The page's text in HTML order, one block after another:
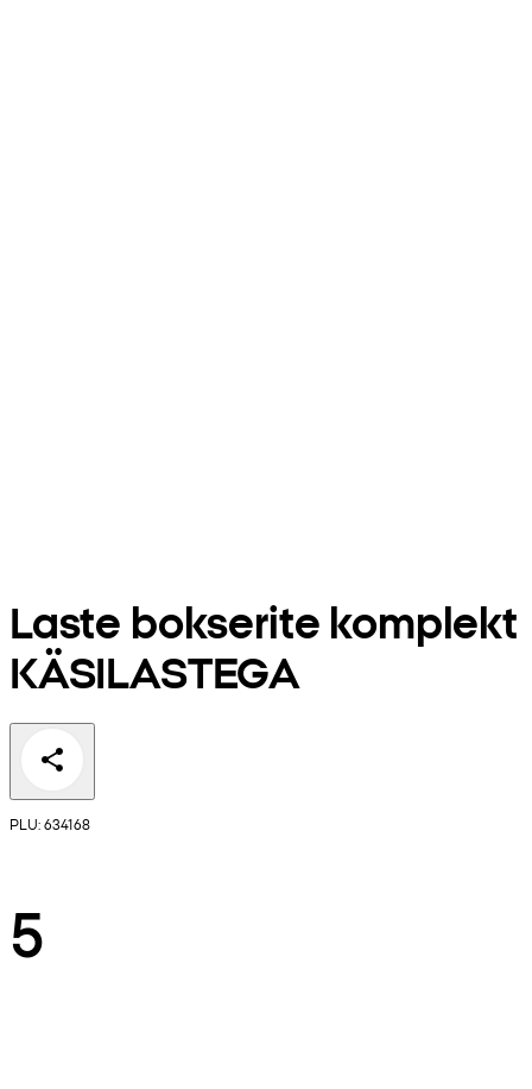
Laste bokserite komplekt
KÄSILASTEGA
PLU: 634168
5